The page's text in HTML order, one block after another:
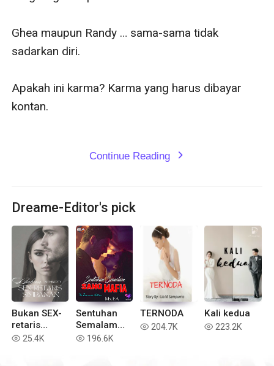
Ghea maupun Randy … sama-sama tidak
sadarkan diri.
Apakah ini karma? Karma yang harus dibayar
kontan.
Continue Reading expand_more
Dreame-Editor's pick
Bukan SEX-
retaris
Simpanan
read 25.4K
Sentuhan
Semalam
Sang Mafia
read 196.6K
TERNODA
read 204.7K
Kali kedua
read 223.2K